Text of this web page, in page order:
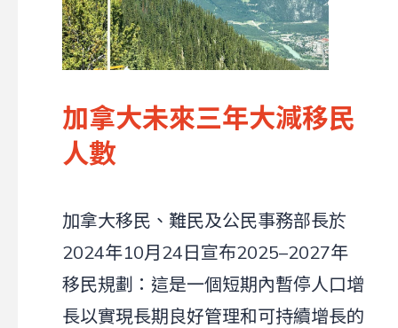
加拿大未來三年大減移民
人數
加拿大移民、難民及公民事務部長於
2024年10月24日宣布2025–2027年
移民規劃：這是一個短期內暫停人口增
長以實現長期良好管理和可持續增長的